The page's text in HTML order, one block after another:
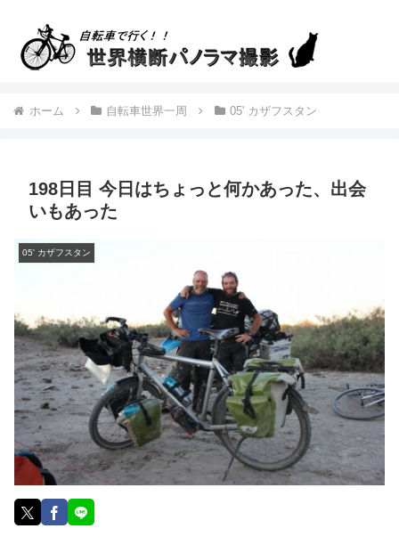
ホーム 自転車世界一周 05' カザフスタン
198日目 今日はちょっと何かあった、出会
いもあった
05' カザフスタン